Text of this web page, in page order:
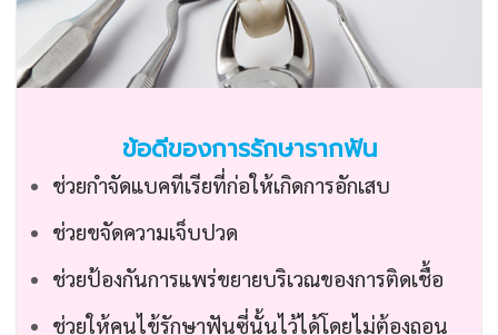
ข้อดีของการรักษารากฟัน
ช่วยกำจัดแบคทีเรียที่ก่อให้เกิดการอักเสบ
ช่วยขจัดความเจ็บปวด
ช่วยป้องกันการแพร่ขยายบริเวณของการติดเชื้อ
ช่วยให้คนไข้รักษาฟันซี่นั้นไว้ได้โดยไม่ต้องถอน